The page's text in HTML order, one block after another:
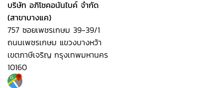
บริษัท อภิโชคอนันไบค์ จำกัด
(สาขาบางแค)
757 ซอยเพชรเกษม 39-39/1
ถนนเพชรเกษม แขวงบางหว้า
เขตภาษีเจริญ กรุงเทพมหานคร
10160